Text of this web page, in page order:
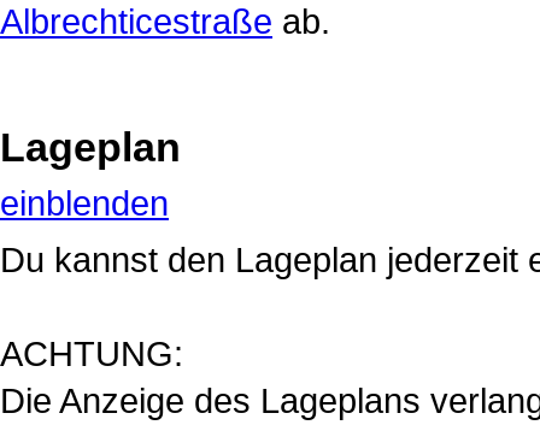
Albrechticestraße ab.
Lageplan
einblenden
Du kannst den Lageplan jederzeit
ACHTUNG:
Die Anzeige des Lageplans